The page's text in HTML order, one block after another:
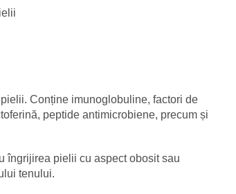
Conține imunoglobuline, factori de
peptide antimicrobiene, precum și
îngrijirea pielii cu aspect obosit sau
tenului.